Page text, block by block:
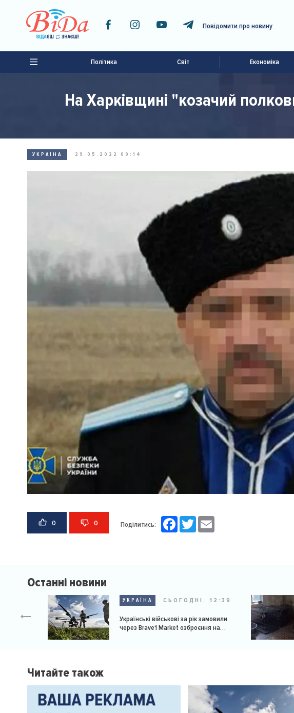
Повідомити про новину
Політика Світ Економіка
На Харківщині "козачий
УКРАЇНА 29.05.2022 09:14
0 0 Поділитись: FacebookTwitter
Останні новини
УКРАЇНА СЬОГОДНІ, 12:39
Українські військові за рік замовили
через Brave1 Market озброєння на
Читайте також